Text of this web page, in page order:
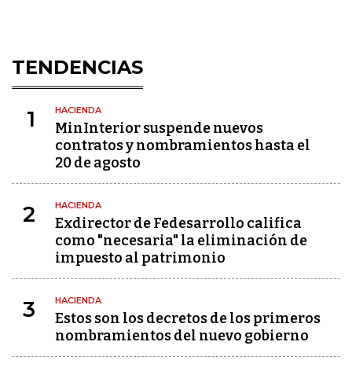
TENDENCIAS
1 HACIENDA
MinInterior suspende nuevos
contratos y nombramientos hasta el
20 de agosto
2 HACIENDA
Exdirector de Fedesarrollo califica
como "necesaria" la eliminación de
impuesto al patrimonio
3 HACIENDA
Estos son los decretos de los primeros
nombramientos del nuevo gobierno